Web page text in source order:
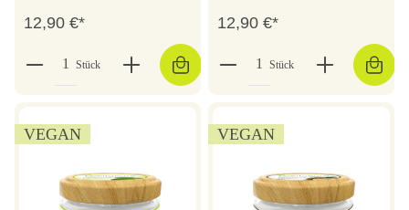
12,90 €*
Stück
12,90 €*
Stück
VEGAN VEGAN